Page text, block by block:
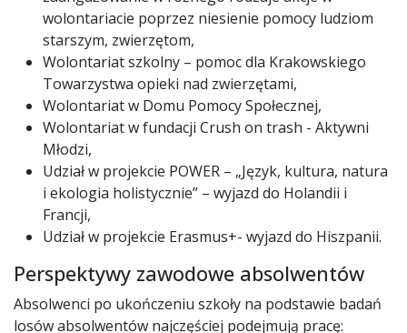
wolontariacie poprzez niesienie pomocy ludziom
starszym, zwierzętom,
Wolontariat szkolny – pomoc dla Krakowskiego
Towarzystwa opieki nad zwierzętami,
Wolontariat w Domu Pomocy Społecznej,
Wolontariat w fundacji Crush on trash - Aktywni
Młodzi,
Udział w projekcie POWER – „Język, kultura, natura
i ekologia holistycznie” – wyjazd do Holandii i
Francji,
Udział w projekcie Erasmus+- wyjazd do Hiszpanii.
Perspektywy zawodowe absolwentów
Absolwenci po ukończeniu szkoły na podstawie badań
losów absolwentów najczęściej podejmują pracę: